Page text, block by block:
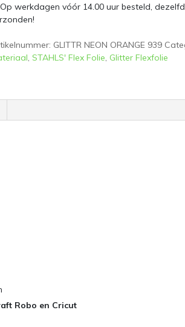
Op werkdagen vóór 14.00 uur besteld,
GLITTR NEON ORANGE 939
, STAHLS' Flex Folie, Glitter Flexfolie
Robo en Cricut